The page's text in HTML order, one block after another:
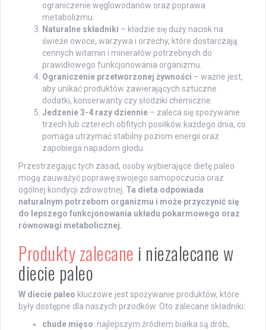
ograniczenie węglowodanów oraz poprawa
metabolizmu.
Naturalne składniki – kładzie się duży nacisk na
świeże owoce, warzywa i orzechy, które dostarczają
cennych witamin i minerałów potrzebnych do
prawidłowego funkcjonowania organizmu.
Ograniczenie przetworzonej żywności – ważne jest,
aby unikać produktów zawierających sztuczne
dodatki, konserwanty czy słodziki chemiczne.
Jedzenie 3-4 razy dziennie – zaleca się spożywanie
trzech lub czterech obfitych posiłków każdego dnia, co
pomaga utrzymać stabilny poziom energii oraz
zapobiega napadom głodu.
Przestrzegając tych zasad, osoby wybierające dietę paleo
mogą zauważyć poprawę swojego samopoczucia oraz
ogólnej kondycji zdrowotnej. Ta dieta odpowiada
naturalnym potrzebom organizmu i może przyczynić się
do lepszego funkcjonowania układu pokarmowego oraz
równowagi metabolicznej.
Produkty zalecane i niezalecane w
diecie paleo
W diecie paleo kluczowe jest spożywanie produktów, które
były dostępne dla naszych przodków. Oto zalecane składniki:
chude mięso: najlepszym źródłem białka są drób,